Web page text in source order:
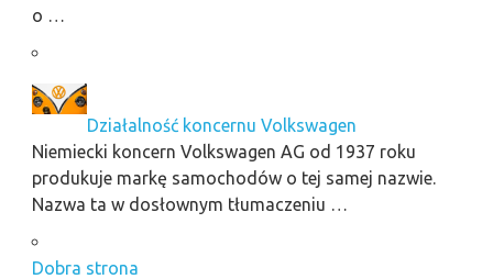
o …
Działalność koncernu Volkswagen
Niemiecki koncern Volkswagen AG od 1937 roku
produkuje markę samochodów o tej samej nazwie.
Nazwa ta w dosłownym tłumaczeniu …
Dobra strona